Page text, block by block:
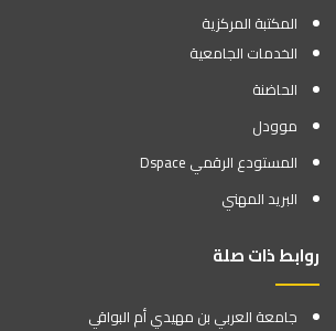
المكتبة المركزية
الخدمات الجامعية
الحاضنة
موودل
المستودع الرقمي Dspace
البريد المهني
روابط ذات صلة
جامعة العربي بن مهيدي أم البواقي